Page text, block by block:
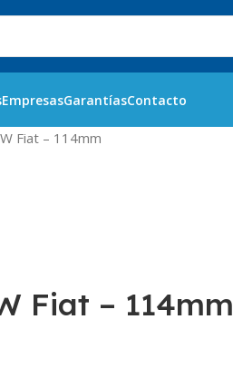
EmpresasGarantíasContacto
Fiat – 114mm
Fiat – 114mm